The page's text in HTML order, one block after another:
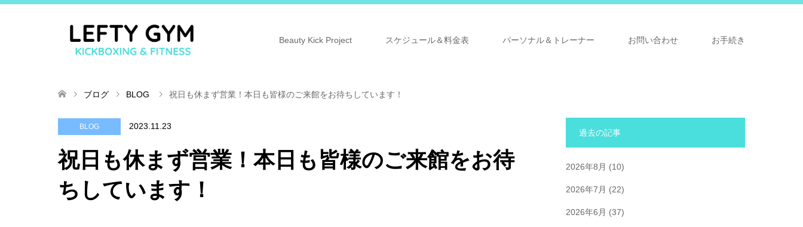
Beauty Kick Project スケジュール＆料金表 パーソナル＆トレーナー お問い合わせ お手続き
ブログ BLOG 祝日も休まず営業！本日も皆様のご来館をお待ちしています！
BLOG 2023.11.23
祝日も休まず営業！本日も皆様のご来館をお待
ちしています！
過去の記事
2026年8月 (10)
2026年7月 (22)
2026年6月 (37)